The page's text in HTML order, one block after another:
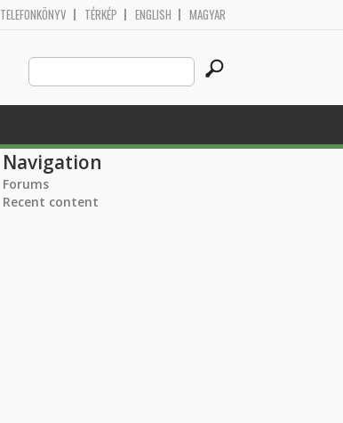
TELEFONKÖNYV TÉRKÉP ENGLISH MAGYAR
Search
this
site
Navigation
Forums
Recent content